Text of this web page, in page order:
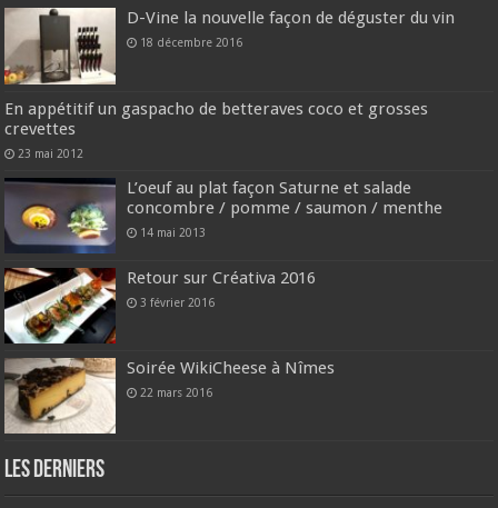
D-Vine la nouvelle façon de déguster du vin
18 décembre 2016
En appétitif un gaspacho de betteraves coco et grosses
crevettes
23 mai 2012
L’oeuf au plat façon Saturne et salade
concombre / pomme / saumon / menthe
14 mai 2013
Retour sur Créativa 2016
3 février 2016
Soirée WikiCheese à Nîmes
22 mars 2016
Les derniers